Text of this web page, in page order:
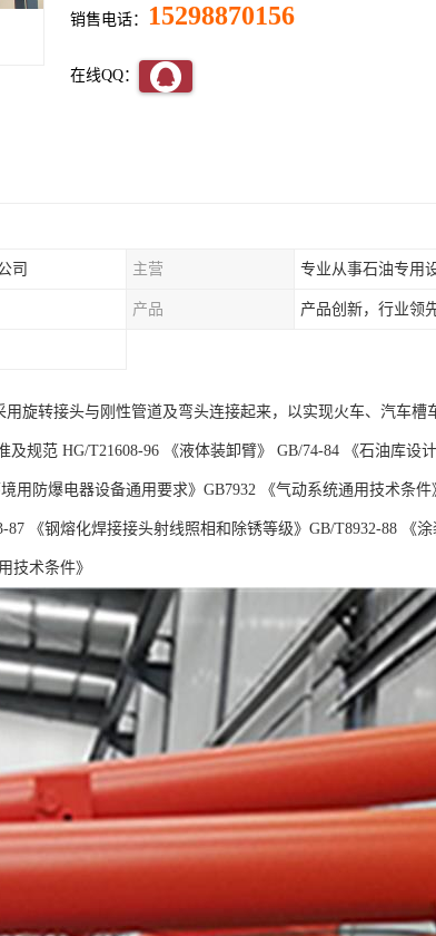
销售电话： 15298870156
在线QQ：
司 主营 专业从事石油专用
产品 产品创新，行业领
旋转接头与刚性管道及弯头连接起来，以实现火车、汽车槽
规范 HG/T21608-96 《液体装卸臂》 GB/74-84 《石油库设
用防爆电器设备通用要求》GB7932 《气动系统通用技术条件
87 《钢熔化焊接接头射线照相和除锈等级》GB/T8932-88 《
技术条件》